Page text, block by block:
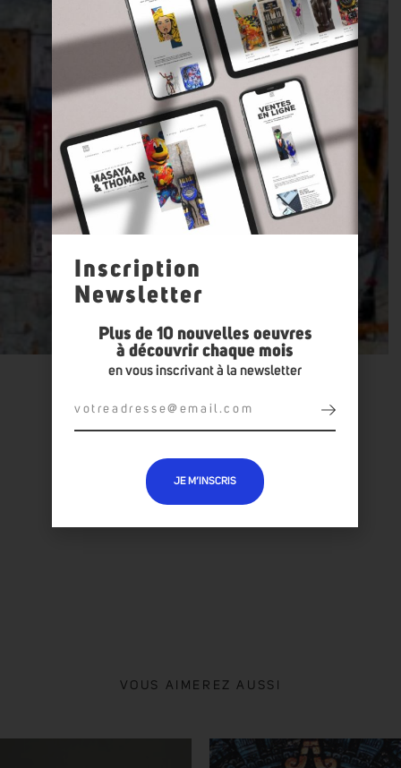
TOUTES LES OEUVRES : BESSO
VOUS AIMEREZ AUSSI
Inscription
Newsletter
Plus de 10 nouvelles oeuvres
à découvrir chaque mois
en vous inscrivant à la newsletter
JE M’INSCRIS